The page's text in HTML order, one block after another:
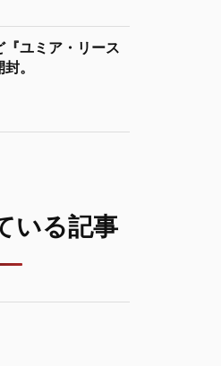
『ユミア・リース
。
いる記事